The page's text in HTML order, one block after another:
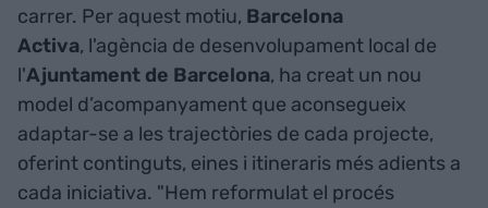
carrer. Per aquest motiu, Barcelona
Activa, l'agència de desenvolupament local de
l'Ajuntament de Barcelona, ha creat un nou
model d’acompanyament que aconsegueix
adaptar-se a les trajectòries de cada projecte,
oferint continguts, eines i itineraris més adients a
cada iniciativa. "Hem reformulat el procés